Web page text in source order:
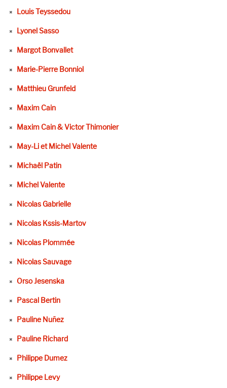
Louis Teyssedou
Lyonel Sasso
Margot Bonvallet
Marie-Pierre Bonniol
Matthieu Grunfeld
Maxim Cain
Maxim Cain & Victor Thimonier
May-Li et Michel Valente
Michaël Patin
Michel Valente
Nicolas Gabrielle
Nicolas Kssis-Martov
Nicolas Plommée
Nicolas Sauvage
Orso Jesenska
Pascal Bertin
Pauline Nuñez
Pauline Richard
Philippe Dumez
Philippe Levy